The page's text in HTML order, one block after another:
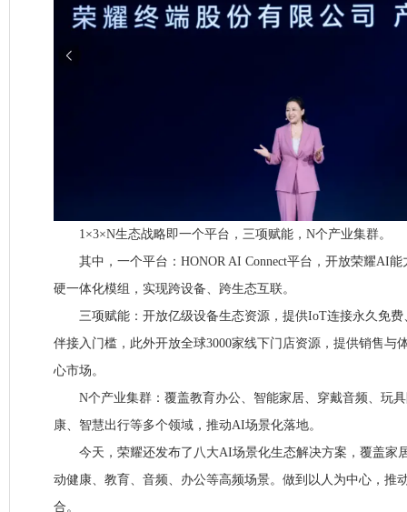
1×3×N生态战略即一个平台，三项赋能，N个产业集群。
其中，一个平台：HONOR AI Connect平台，开放荣耀AI能
硬一体化模组，实现跨设备、跨生态互联。
三项赋能：开放亿级设备生态资源，提供IoT连接永久免费
伴接入门槛，此外开放全球3000家线下门店资源，提供销售与
心市场。
N个产业集群：覆盖教育办公、智能家居、穿戴音频、玩具
康、智慧出行等多个领域，推动AI场景化落地。
今天，荣耀还发布了八大AI场景化生态解决方案，覆盖家
动健康、教育、音频、办公等高频场景。做到以人为中心，推
合。